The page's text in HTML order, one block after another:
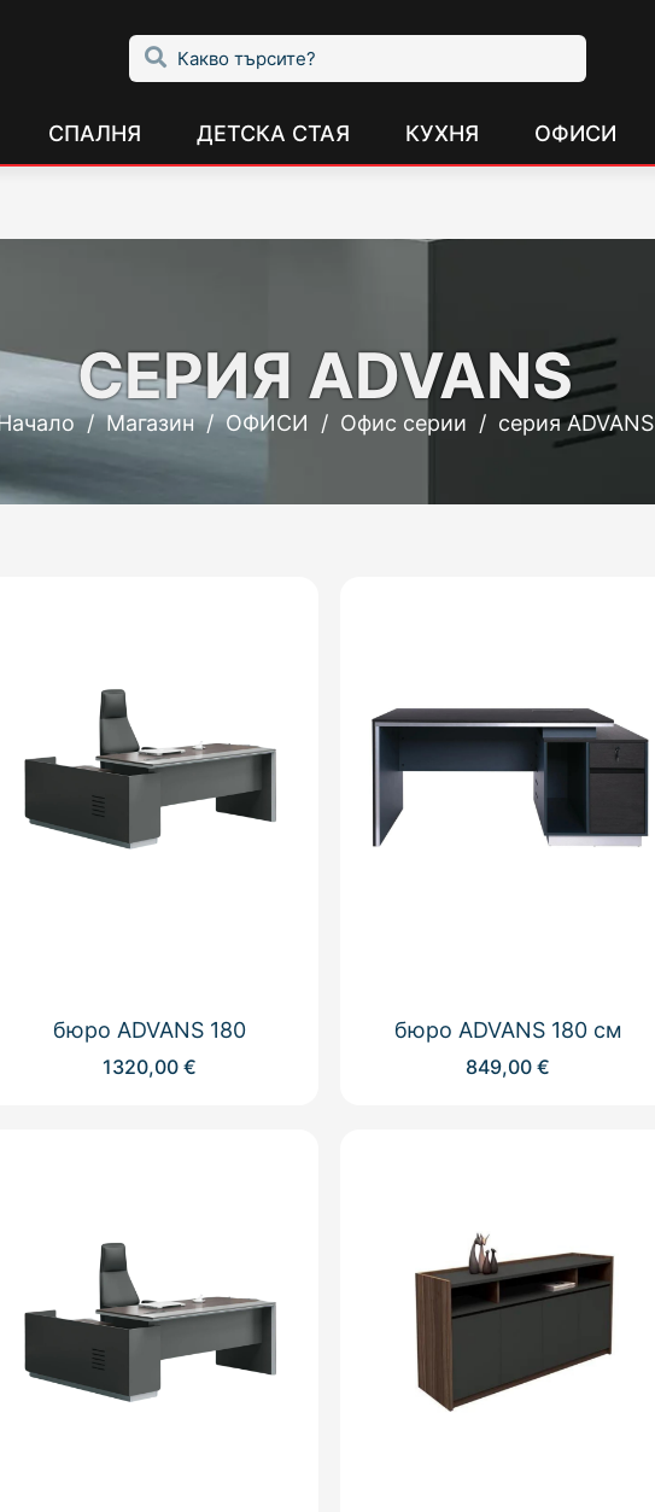
СПАЛНЯ ДЕТСКА СТАЯ КУХНЯ ОФИСИ
СЕРИЯ ADVANS
/Магазин/ОФИСИ / Офис серии / серия ADVANS
бюро ADVANS 180
1320,00€
бюро ADVANS 180 см
849,00€